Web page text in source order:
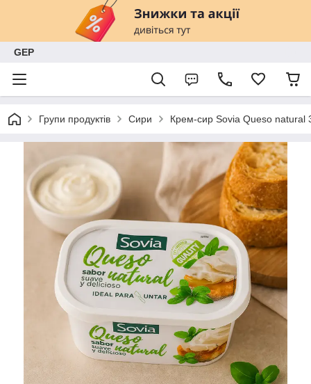
GEP
Групи продуктів Сири Крем-сир Sovia Queso natural